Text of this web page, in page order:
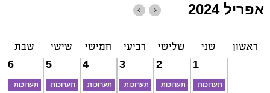
אפריל 2024
שבת שישי חמישי רביעי שלישי שני ראשון
1
תערוכות
2
תערוכות
3
תערוכות
4
תערוכות
5
תערוכות
6
תערוכות